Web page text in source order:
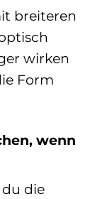
breiteren
wirken
Form
wenn
die